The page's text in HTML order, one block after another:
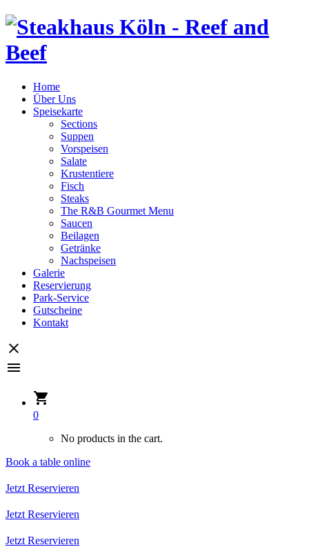
Home
Über Uns
Speisekarte
Sections
Suppen
Vorspeisen
Salate
Krustentiere
Fisch
Steaks
The R&B Gourmet Menu
Saucen
Beilagen
Getränke
Nachspeisen
Galerie
Reservierung
Park-Service
Gutscheine
Kontakt
0
No products in the cart.
Book a table online
Jetzt Reservieren
Jetzt Reservieren
Jetzt Reservieren